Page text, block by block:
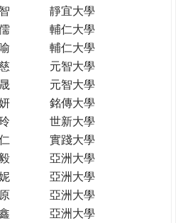
靜宜大學
輔仁大學
輔仁大學
元智大學
元智大學
銘傳大學
世新大學
實踐大學
亞洲大學
亞洲大學
亞洲大學
亞洲大學